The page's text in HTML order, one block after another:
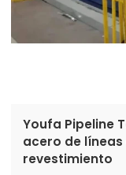
Youfa Pipeline
acero de
revestimiento